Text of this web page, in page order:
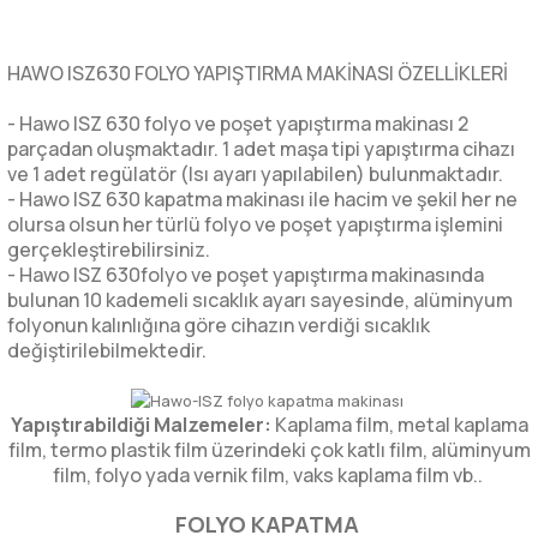
HAWO ISZ630 FOLYO YAPIŞTIRMA MAKİNASI ÖZELLİKLERİ
- Hawo ISZ 630 folyo ve poşet yapıştırma makinası 2
parçadan oluşmaktadır. 1 adet maşa tipi yapıştırma cihazı
ve 1 adet regülatör (Isı ayarı yapılabilen) bulunmaktadır.
- Hawo ISZ 630 kapatma makinası ile hacim ve şekil her ne
olursa olsun her türlü folyo ve poşet yapıştırma işlemini
gerçekleştirebilirsiniz.
- Hawo ISZ 630folyo ve poşet yapıştırma makinasında
bulunan 10 kademeli sıcaklık ayarı sayesinde, alüminyum
folyonun kalınlığına göre cihazın verdiği sıcaklık
değiştirilebilmektedir.
Yapıştırabildiği Malzemeler: Kaplama film, metal kaplama
film, termo plastik film üzerindeki çok katlı film, alüminyum
film, folyo yada vernik film, vaks kaplama film vb..
FOLYO KAPATMA